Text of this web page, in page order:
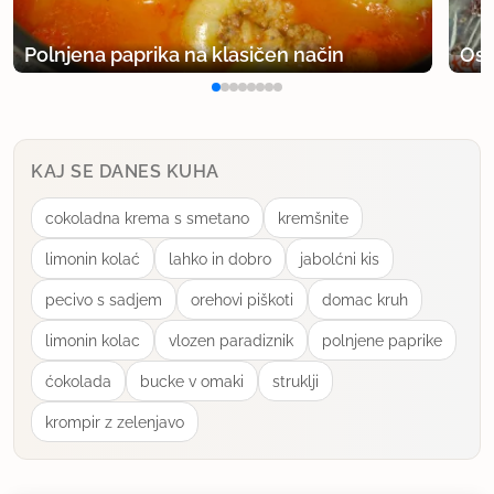
9.1.2007 ob 11:32
Hvala, model sem uporabila prvič in ga seveda
uporabno
Sweetie
član od 2004 1268 sporočil
9.1.2007 ob 12:27
Tile orehki so tudi meni všeč in jih delam po istem
receptu kot Pitončica. Kot je bilo že povedano,
počakam kako minutko in potem sami padejo ven
iz modelčka, ali pa si pomagam s kakim tankim
Polnjena paprika na klasičen način
KAJ SE DANES KUHA
cokoladna krema s smetano kremšnite
limonin kolać lahko in dobro jabolćni kis
pecivo s sadjem orehovi piškoti domac kruh
limonin kolac vlozen paradiznik polnjene paprike
ćokolada bucke v omaki struklji
krompir z zelenjavo